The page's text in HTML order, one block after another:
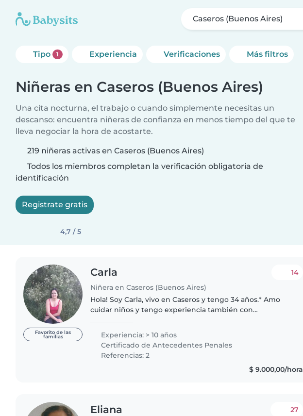
Caseros (Buenos Aires)
Tipo 1 Experiencia Verificaciones Más filtros
Niñeras en Caseros (Buenos Aires)
Una cita nocturna, el trabajo o cuando simplemente necesitas un
descanso: encuentra niñeras de confianza en menos tiempo del que te
lleva negociar la hora de acostarte.
219 niñeras activas en Caseros (Buenos Aires)
Todos los miembros completan la verificación obligatoria de
identificación
Registrate gratis
4,7 / 5
Favorito de las
familias
Carla
Niñera en Caseros (Buenos Aires)
14
Hola! Soy Carla, vivo en Caseros y tengo 34 años.* Amo
cuidar niños y tengo experiencia también con
antecedentes y curso de Primeros..
Experiencia: > 10 años
Certificado de Antecedentes Penales
Referencias: 2
$ 9.000,00/hora
Eliana 27